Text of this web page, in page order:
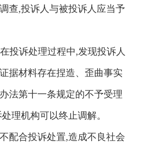
查,投诉人与被投诉人应当予
投诉处理过程中,发现投诉人
据材料存在捏造、歪曲事实
法第十一条规定的不予受理
理机构可以终止调解。
配合投诉处置,造成不良社会